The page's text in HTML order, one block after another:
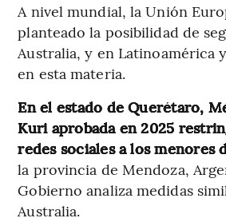
A nivel mundial, la Unión
planteado la posibilidad de
Australia, y en Latinoamérica
en esta materia.
En el estado de Querétaro,
Kuri aprobada en 2025
redes sociales a los menores
la provincia de Mendoza,
Gobierno analiza medidas
Australia.